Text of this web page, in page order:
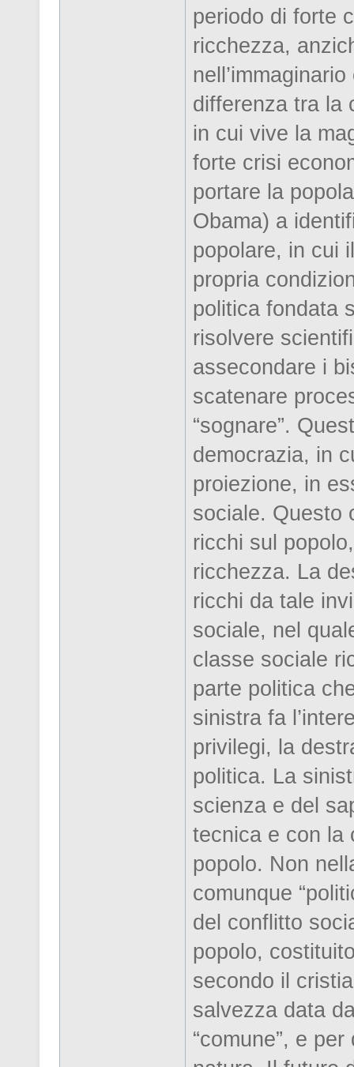
periodo di forte
ricchezza,
differenza tra la
in cui vive la
forte crisi
portare la
Obama) a
popolare, in cui
propria
politica fondata
risolvere
assecondare i
scatenare
“sognare”.
democrazia, in
proiezione, in
sociale. Questo
ricchi sul
ricchezza. La
ricchi da tale
sociale, nel
classe sociale
parte politica
sinistra fa
privilegi, la
politica. La
scienza e del
tecnica e con la
popolo. Non
comunque
del conflitto
popolo,
secondo il
salvezza data
“comune”, e